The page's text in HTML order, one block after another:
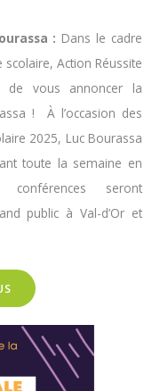
: Dans le cadre
Action Réussite
de vous annoncer la
!
À l’occasion des
2025, Luc Bourassa
toute la semaine en
conférences seront
public à Val-d’Or et